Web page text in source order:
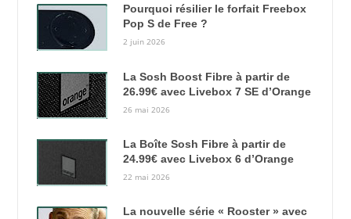
Pourquoi résilier le forfait Freebox
Pop S de Free ?
2 juin 2026
La Sosh Boost Fibre à partir de
26.99€ avec Livebox 7 SE d’Orange
26 mai 2026
La Boîte Sosh Fibre à partir de
24.99€ avec Livebox 6 d’Orange
22 mai 2026
La nouvelle série « Rooster » avec